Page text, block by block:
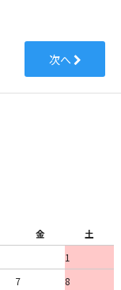
次へ
金
土
1
7
8